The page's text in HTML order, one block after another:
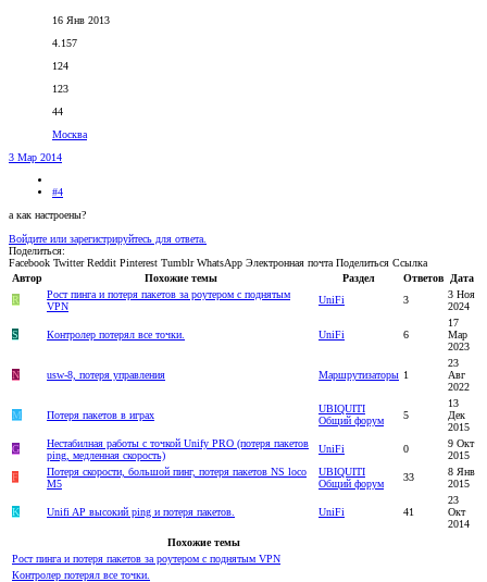
16 Янв 2013
4.157
124
123
44
Москва
3 Мар 2014
#4
а как настроены?
Войдите или зарегистрируйтесь для ответа.
Поделиться:
Facebook Twitter Reddit Pinterest Tumblr WhatsApp Электронная почта Поделиться Ссылка
Автор
Похожие темы Раздел Ответов
Дата
R
Рост пинга и потеря пакетов за роутером с поднятым
VPN
UniFi 3
3 Ноя
2024
S Контролер потерял все точки. UniFi 6
17
Мар
2023
N usw-8, потеря управления Маршрутизаторы 1
23
Авг
2022
M Потеря пакетов в играх
UBIQUITI
Общий форум
5
13
Дек
2015
G
Нестабилная работы с точкой Unify PRO (потеря пакетов
ping, медленная скорость)
UniFi 0
9 Окт
2015
F
Потеря скорости, большой пинг, потеря пакетов NS loco
M5
UBIQUITI
Общий форум
33
8 Янв
2015
K Unifi AP высокий ping и потеря пакетов. UniFi 41
23
Окт
2014
Похожие темы
Рост пинга и потеря пакетов за роутером с поднятым VPN
Контролер потерял все точки.